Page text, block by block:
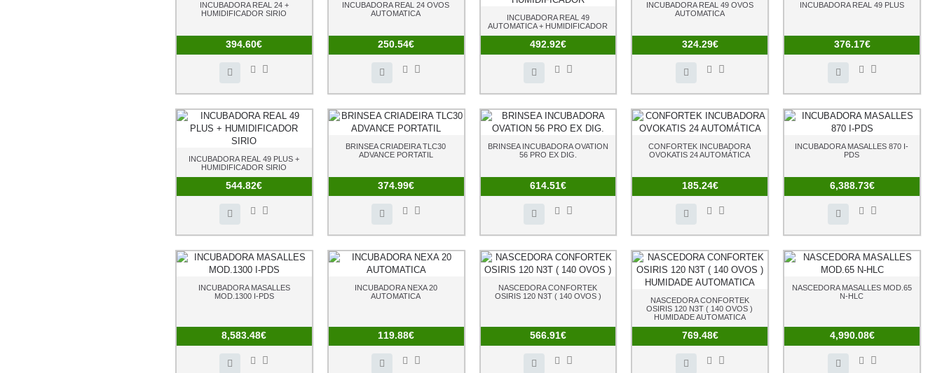
INCUBADORA REAL 24 +
HUMIDIFICADOR SIRIO
394.60€
INCUBADORA REAL 24 OVOS
AUTOMATICA
250.54€
INCUBADORA REAL 49
AUTOMATICA + HUMIDIFICADOR
492.92€
INCUBADORA REAL 49 OVOS
AUTOMATICA
324.29€
INCUBADORA REAL 49 PLUS
376.17€
INCUBADORA REAL 49 PLUS +
HUMIDIFICADOR SIRIO
544.82€
BRINSEA CRIADEIRA TLC30
ADVANCE PORTATIL
374.99€
BRINSEA INCUBADORA OVATION
56 PRO EX DIG.
614.51€
CONFORTEK INCUBADORA
OVOKATIS 24 AUTOMÁTICA
185.24€
INCUBADORA MASALLES 870 I-
PDS
6,388.73€
INCUBADORA MASALLES
MOD.1300 I-PDS
8,583.48€
INCUBADORA NEXA 20
AUTOMATICA
119.88€
NASCEDORA CONFORTEK
OSIRIS 120 N3T ( 140 OVOS )
566.91€
NASCEDORA CONFORTEK
OSIRIS 120 N3T ( 140 OVOS )
HUMIDADE AUTOMATICA
769.48€
NASCEDORA MASALLES MOD.65
N-HLC
4,990.08€